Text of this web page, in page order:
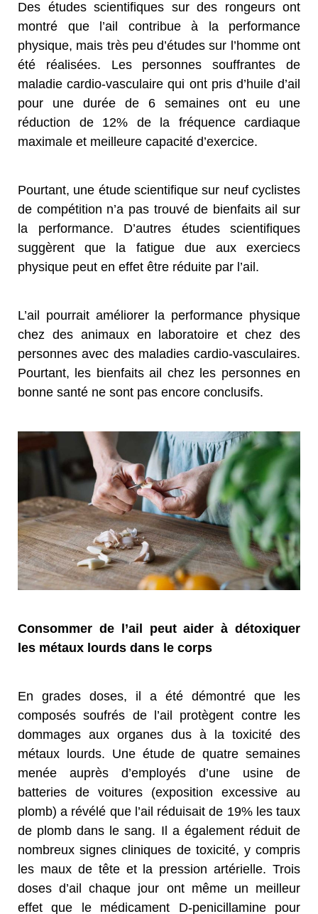
Des études scientifiques sur des rongeurs ont
montré que l’ail contribue à la performance
physique, mais très peu d’études sur l’homme ont
été réalisées. Les personnes souffrantes de
maladie cardio-vasculaire qui ont pris d’huile d’ail
pour une durée de 6 semaines ont eu une
réduction de 12% de la fréquence cardiaque
maximale et meilleure capacité d’exercice.
Pourtant, une étude scientifique sur neuf cyclistes
de compétition n’a pas trouvé de bienfaits ail sur
la performance. D’autres études scientifiques
suggèrent que la fatigue due aux exerciecs
physique peut en effet être réduite par l’ail.
L’ail pourrait améliorer la performance physique
chez des animaux en laboratoire et chez des
personnes avec des maladies cardio-vasculaires.
Pourtant, les bienfaits ail chez les personnes en
bonne santé ne sont pas encore conclusifs.
Consommer de l’ail peut aider à détoxiquer
les métaux lourds dans le corps
En grades doses, il a été démontré que les
composés soufrés de l’ail protègent contre les
dommages aux organes dus à la toxicité des
métaux lourds. Une étude de quatre semaines
menée auprès d’employés d’une usine de
batteries de voitures (exposition excessive au
plomb) a révélé que l’ail réduisait de 19% les taux
de plomb dans le sang. Il a également réduit de
nombreux signes cliniques de toxicité, y compris
les maux de tête et la pression artérielle. Trois
doses d’ail chaque jour ont même un meilleur
effet que le médicament D-penicillamine pour